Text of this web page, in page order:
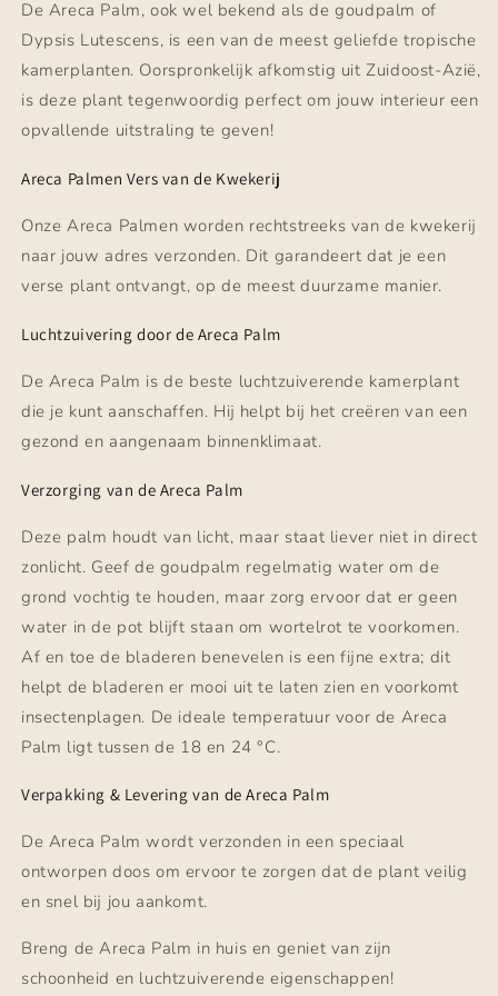
De Areca Palm, ook wel bekend als de goudpalm of
Dypsis Lutescens, is een van de meest geliefde tropische
kamerplanten. Oorspronkelijk afkomstig uit Zuidoost-Azië,
is deze plant tegenwoordig perfect om jouw interieur een
opvallende uitstraling te geven!
Areca Palmen Vers van de Kwekerij
Onze Areca Palmen worden rechtstreeks van de kwekerij
naar jouw adres verzonden. Dit garandeert dat je een
verse plant ontvangt, op de meest duurzame manier.
Luchtzuivering door de Areca Palm
De Areca Palm is de beste luchtzuiverende kamerplant
die je kunt aanschaffen. Hij helpt bij het creëren van een
gezond en aangenaam binnenklimaat.
Verzorging van de Areca Palm
Deze palm houdt van licht, maar staat liever niet in direct
zonlicht. Geef de goudpalm regelmatig water om de
grond vochtig te houden, maar zorg ervoor dat er geen
water in de pot blijft staan om wortelrot te voorkomen.
Af en toe de bladeren benevelen is een fijne extra; dit
helpt de bladeren er mooi uit te laten zien en voorkomt
insectenplagen. De ideale temperatuur voor de Areca
Palm ligt tussen de 18 en 24 °C.
Verpakking & Levering van de Areca Palm
De Areca Palm wordt verzonden in een speciaal
ontworpen doos om ervoor te zorgen dat de plant veilig
en snel bij jou aankomt.
Breng de Areca Palm in huis en geniet van zijn
schoonheid en luchtzuiverende eigenschappen!